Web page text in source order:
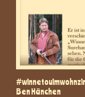
Ben Hänchen